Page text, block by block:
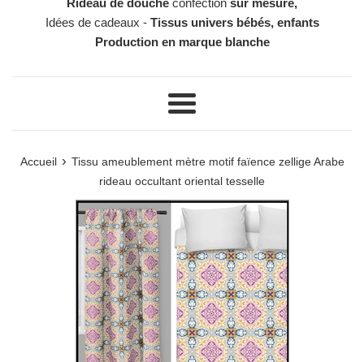
Idées de cadeaux - Tissus univers bébés, enfants
Production en marque blanche
Menu
Accueil › Tissu ameublement mètre motif faïence zellige Arabe
rideau occultant oriental tesselle